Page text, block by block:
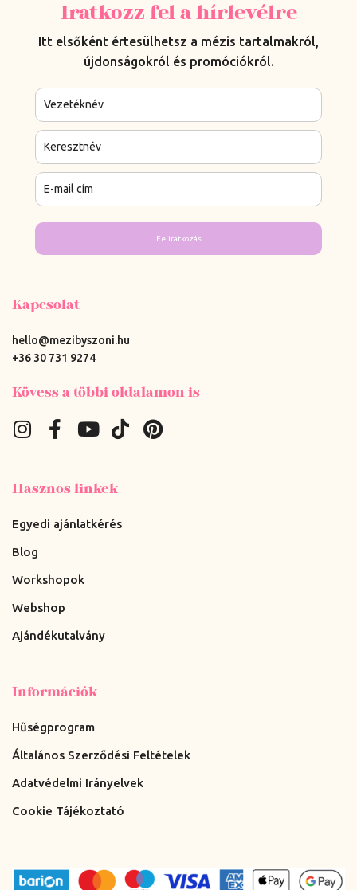
Iratkozz fel a hírlevélre
Itt elsőként értesülhetsz a mézis tartalmakról,
újdonságokról és promóciókról.
Feliratkozás
Kapcsolat
hello@mezibyszoni.hu
+36 30 731 9274
Kövess a többi oldalamon is
Hasznos linkek
Egyedi ajánlatkérés
Blog
Workshopok
Webshop
Ajándékutalvány
Információk
Hűségprogram
Általános Szerződési Feltételek
Adatvédelmi Irányelvek
Cookie Tájékoztató